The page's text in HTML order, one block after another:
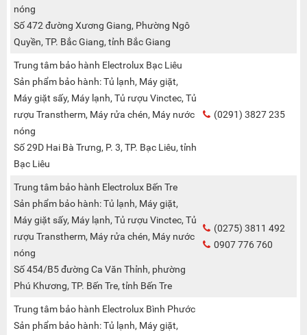
nóng
Số 472 đường Xương Giang, Phường Ngô
Quyền, TP. Bắc Giang, tỉnh Bắc Giang
Trung tâm bảo hành Electrolux Bạc Liêu
Sản phẩm bảo hành: Tủ lạnh, Máy giặt,
Máy giặt sấy, Máy lạnh, Tủ rượu Vinctec, Tủ
rượu Transtherm, Máy rửa chén, Máy nước
nóng
Số 29D Hai Bà Trưng, P. 3, TP. Bạc Liêu, tỉnh
Bạc Liêu
(0291) 3827 235
Trung tâm bảo hành Electrolux Bến Tre
Sản phẩm bảo hành: Tủ lạnh, Máy giặt,
Máy giặt sấy, Máy lạnh, Tủ rượu Vinctec, Tủ
rượu Transtherm, Máy rửa chén, Máy nước
nóng
Số 454/B5 đường Ca Văn Thỉnh, phường
Phú Khương, TP. Bến Tre, tỉnh Bến Tre
(0275) 3811 492
0907 776 760
Trung tâm bảo hành Electrolux Bình Phước
Sản phẩm bảo hành: Tủ lạnh, Máy giặt,